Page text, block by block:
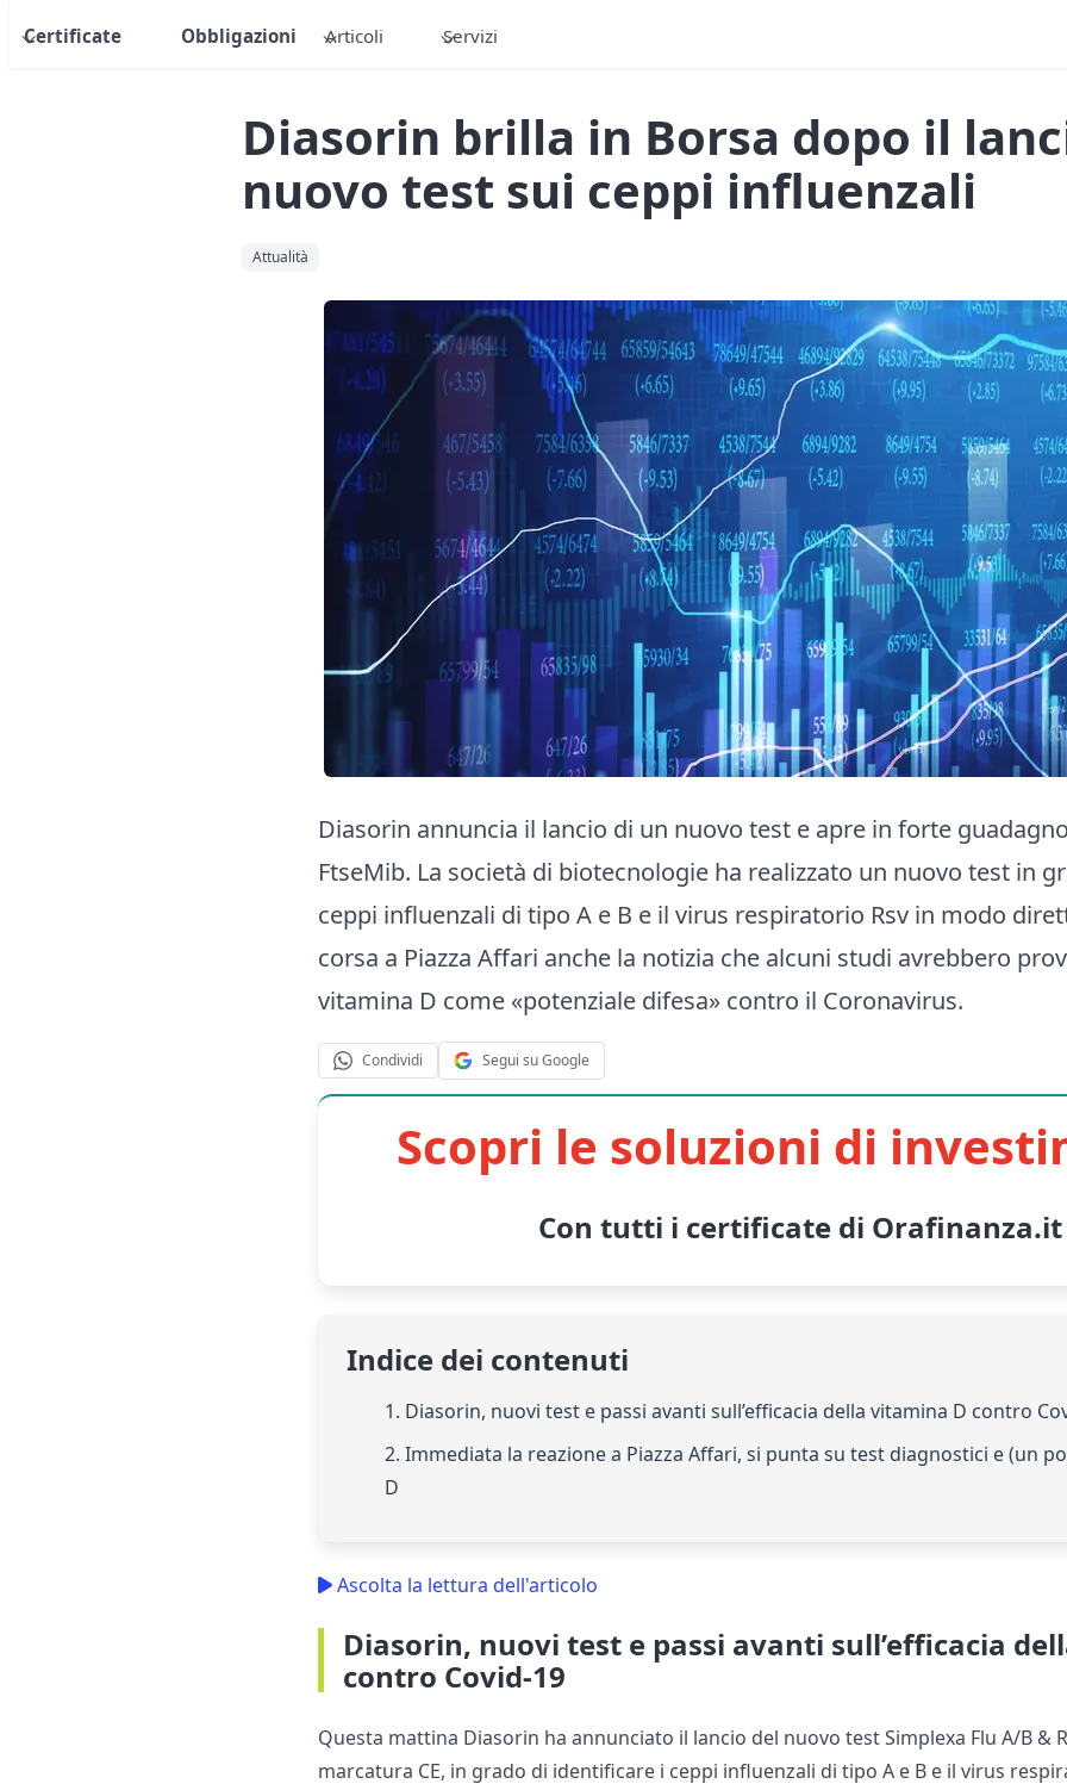
Certificate Obbligazioni Articoli Servizi
Diasorin brilla in Borsa dopo il
nuovo test sui ceppi influenzali
Attualità
Diasorin annuncia il lancio di un nuovo test e apre in forte
FtseMib. La società di biotecnologie ha realizzato un nuovo test in
ceppi influenzali di tipo A e B e il virus respiratorio Rsv in modo
corsa a Piazza Affari anche la notizia che alcuni studi avrebbero
vitamina D come «potenziale difesa» contro il Coronavirus.
Condividi Segui su Google
Scopri le soluzioni di
Con tutti i certificate di Orafinanza.it
Indice dei contenuti
1. Diasorin, nuovi test e passi avanti sull’efficacia della vitamina D contro
2. Immediata la reazione a Piazza Affari, si punta su test diagnostici e (un
D
Ascolta la lettura dell'articolo
Diasorin, nuovi test e passi avanti sull’efficacia
contro Covid-19
Questa mattina Diasorin ha annunciato il lancio del nuovo test Simplexa Flu A/B &
marcatura CE, in grado di identificare i ceppi influenzali di tipo A e B e il virus